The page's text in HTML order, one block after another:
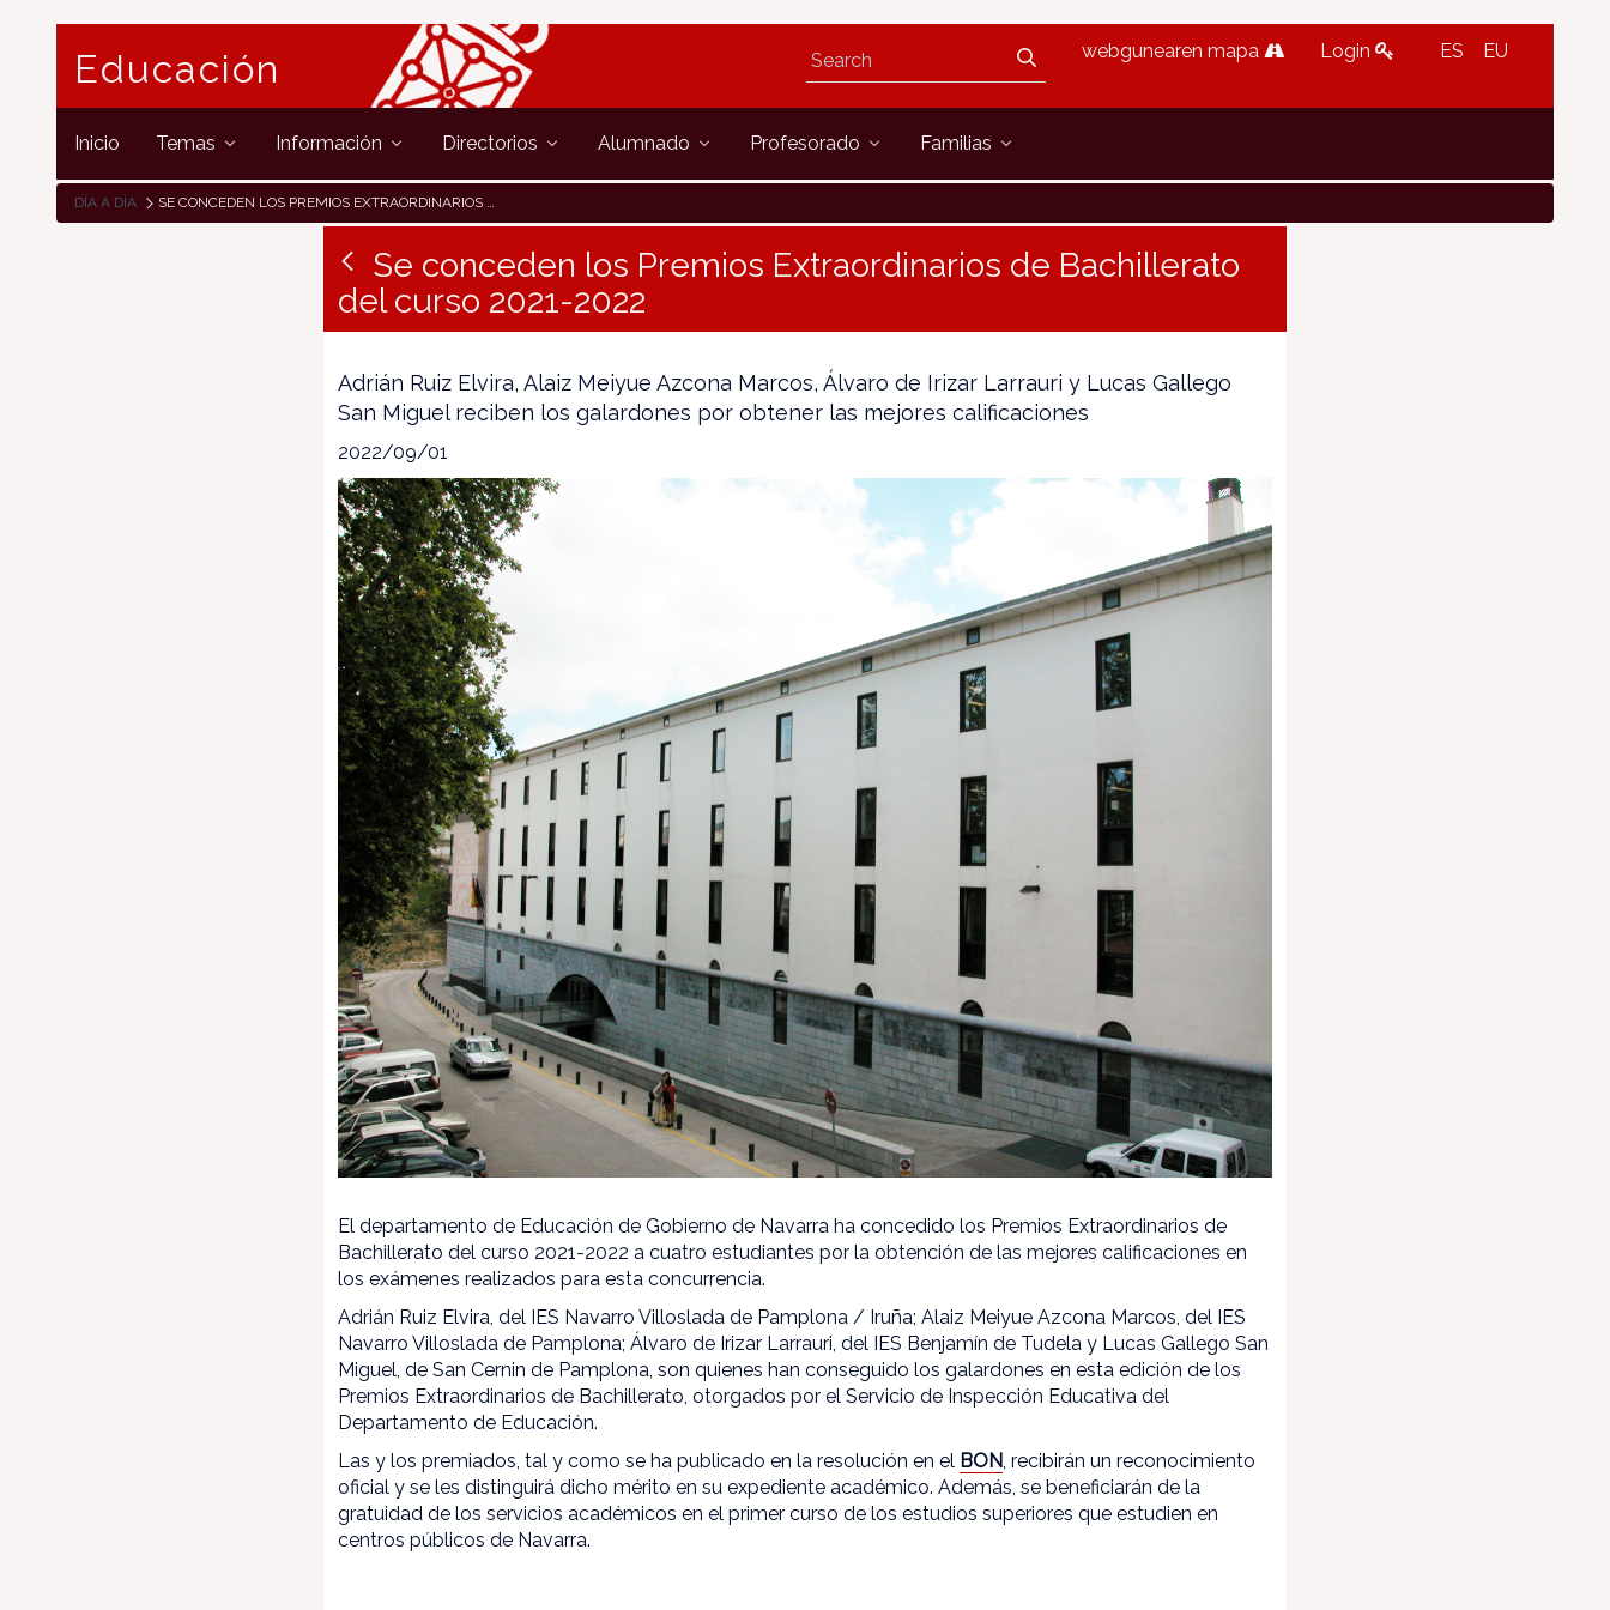
Educación webgunearen mapa Login ES EU
Inicio Temas Información Directorios Alumnado Profesorado Familias
DÍA A DÍA SE CONCEDEN LOS PREMIOS EXTRAORDINARIOS DE BACHILLERATO DEL CURSO 2021-2022
Se conceden los Premios Extraordinarios de Bachillerato
del curso 2021-2022
Adrián Ruiz Elvira, Alaiz Meiyue Azcona Marcos, Álvaro de Irizar Larrauri y Lucas Gallego
San Miguel reciben los galardones por obtener las mejores calificaciones
2022/09/01
El departamento de Educación de Gobierno de Navarra ha concedido los Premios Extraordinarios de
Bachillerato del curso 2021-2022 a cuatro estudiantes por la obtención de las mejores calificaciones en
los exámenes realizados para esta concurrencia.
Adrián Ruiz Elvira, del IES Navarro Villoslada de Pamplona / Iruña; Alaiz Meiyue Azcona Marcos, del IES
Navarro Villoslada de Pamplona; Álvaro de Irizar Larrauri, del IES Benjamín de Tudela y Lucas Gallego San
Miguel, de San Cernin de Pamplona, son quienes han conseguido los galardones en esta edición de los
Premios Extraordinarios de Bachillerato, otorgados por el Servicio de Inspección Educativa del
Departamento de Educación.
Las y los premiados, tal y como se ha publicado en la resolución en el BON, recibirán un reconocimiento
oficial y se les distinguirá dicho mérito en su expediente académico. Además, se beneficiarán de la
gratuidad de los servicios académicos en el primer curso de los estudios superiores que estudien en
centros públicos de Navarra.